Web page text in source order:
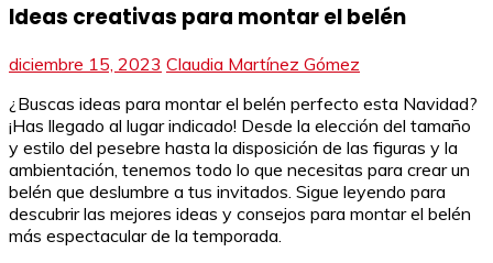
Ideas creativas para montar el belén
diciembre 15, 2023 Claudia Martínez Gómez
¿Buscas ideas para montar el belén perfecto esta Navidad?
¡Has llegado al lugar indicado! Desde la elección del tamaño
y estilo del pesebre hasta la disposición de las figuras y la
ambientación, tenemos todo lo que necesitas para crear un
belén que deslumbre a tus invitados. Sigue leyendo para
descubrir las mejores ideas y consejos para montar el belén
más espectacular de la temporada.